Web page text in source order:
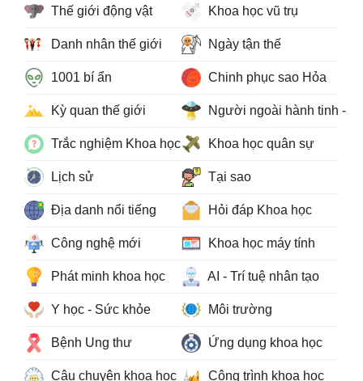
Thế giới động vật Khoa học vũ trụ
Danh nhân thế giới Ngày tận thế
1001 bí ẩn Chinh phục sao Hỏa
Kỳ quan thế giới Người ngoài hành tinh -
Trắc nghiệm Khoa học Khoa học quân sự
Lịch sử Tại sao
Địa danh nổi tiếng Hỏi đáp Khoa học
Công nghệ mới Khoa học máy tính
Phát minh khoa học AI - Trí tuệ nhân tạo
Y học - Sức khỏe Môi trường
Bệnh Ung thư Ứng dụng khoa học
Câu chuyện khoa học Công trình khoa học